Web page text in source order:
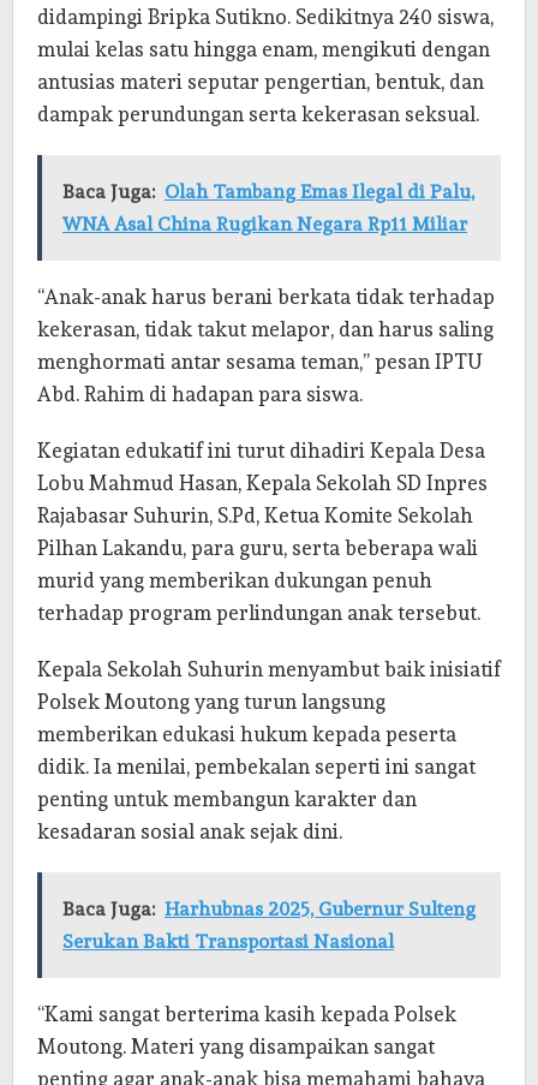
didampingi Bripka Sutikno. Sedikitnya 240 siswa,
mulai kelas satu hingga enam, mengikuti dengan
antusias materi seputar pengertian, bentuk, dan
dampak perundungan serta kekerasan seksual.
Baca Juga: Olah Tambang Emas Ilegal di Palu,
WNA Asal China Rugikan Negara Rp11 Miliar
“Anak-anak harus berani berkata tidak terhadap
kekerasan, tidak takut melapor, dan harus saling
menghormati antar sesama teman,” pesan IPTU
Abd. Rahim di hadapan para siswa.
Kegiatan edukatif ini turut dihadiri Kepala Desa
Lobu Mahmud Hasan, Kepala Sekolah SD Inpres
Rajabasar Suhurin, S.Pd, Ketua Komite Sekolah
Pilhan Lakandu, para guru, serta beberapa wali
murid yang memberikan dukungan penuh
terhadap program perlindungan anak tersebut.
Kepala Sekolah Suhurin menyambut baik inisiatif
Polsek Moutong yang turun langsung
memberikan edukasi hukum kepada peserta
didik. Ia menilai, pembekalan seperti ini sangat
penting untuk membangun karakter dan
kesadaran sosial anak sejak dini.
Baca Juga: Harhubnas 2025, Gubernur Sulteng
Serukan Bakti Transportasi Nasional
“Kami sangat berterima kasih kepada Polsek
Moutong. Materi yang disampaikan sangat
penting agar anak-anak bisa memahami bahaya